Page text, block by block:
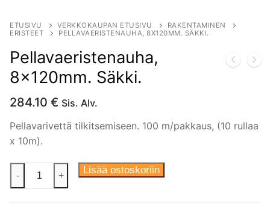
ETUSIVU VERKKOKAUPAN ETUSIVU
RAKENTAMINEN
ERISTEET
PELLAVAERISTENAUHA, 8X120MM. SÄKKI.
Pellavaeristenauha,
8x120mm. Säkki.
284.10 € Sis. Alv.
Pellavarivettä tilkitsemiseen. 100 m/pakkaus, (10 rullaa
x 10m).
Pellavaeristenauha,
- + Lisää ostoskoriin